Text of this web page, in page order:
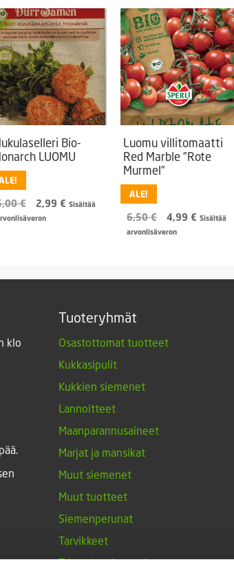
Bio-
LUOMU
€
Alkuperäinen
hinta
2,99 € Nykyinen
Sisältää
Luomu villitomaatti
Red Marble ”Rote
Murmel”
ALE!
6,50€
Alkuperäinen
hinta
4,99 € Nykyinen
Sisältää
arvonlisäveron
klo
Tuoteryhmät
Osastottomat tuotteet
Kukkasipulit
Kukkien siemenet
Lannoitteet
Maanparannusaineet
Marjat ja mansikat
Muut siemenet
Muut tuotteet
Siemenperunat
Tarvikkeet